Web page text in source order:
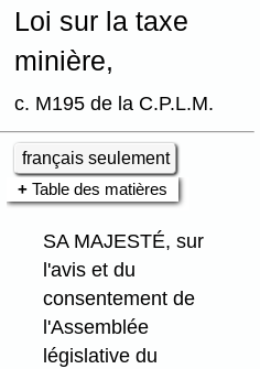
Loi sur la taxe
minière,
c. M195 de la C.P.L.M.
français seulement
Table des matières
SA MAJESTÉ, sur
l'avis et du
consentement de
l'Assemblée
législative du